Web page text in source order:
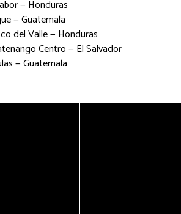
— Honduras
— Guatemala
del Valle — Honduras
Centro — El Salvador
— Guatemala